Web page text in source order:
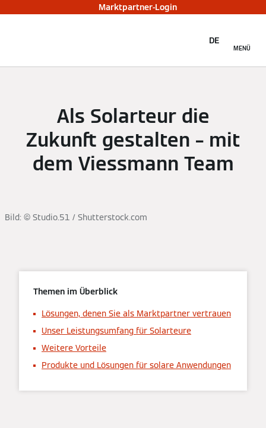
Marktpartner-Login
MENÜ
DE
Als Solarteur die
Zukunft gestalten – mit
dem Viessmann Team
Bild: © Studio.51 / Shutterstock.com
Themen im Überblick
Lösungen, denen Sie als Marktpartner vertrauen
Unser Leistungsumfang für Solarteure
Weitere Vorteile
Produkte und Lösungen für solare Anwendungen